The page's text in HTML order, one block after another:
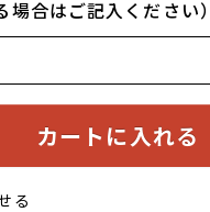
合はご記入ください）
カートに入れる
る